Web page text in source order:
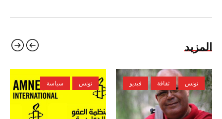
المزيد
تونس ثقافة فيديو تونس سياسة